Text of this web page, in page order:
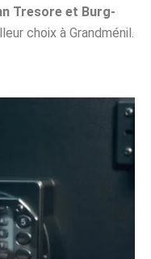
Tresore et Burg-
choix à Grandménil.